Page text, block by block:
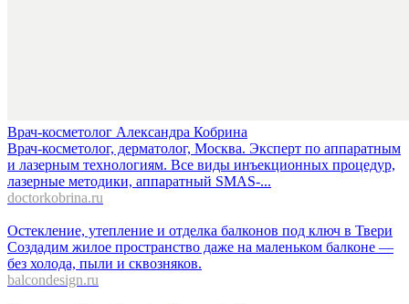
Врач-косметолог Александра Кобрина
Врач-косметолог, дерматолог, Москва. Эксперт по аппаратным
и лазерным технологиям. Все виды инъекционных процедур,
лазерные методики, аппаратный SMAS-...
doctorkobrina.ru
Остекление, утепление и отделка балконов под ключ в Твери
Создадим жилое пространство даже на маленьком балконе —
без холода, пыли и сквозняков.
balcondesign.ru